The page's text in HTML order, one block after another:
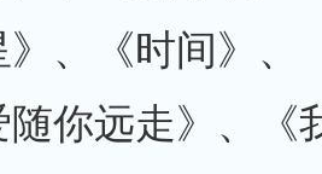
》、《时间》、
随你远走》、《